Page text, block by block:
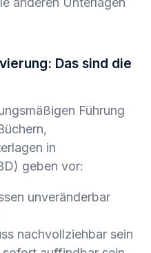
Das sind die
Führung
in
geben vor:
unveränderbar
nachvollziehbar sein